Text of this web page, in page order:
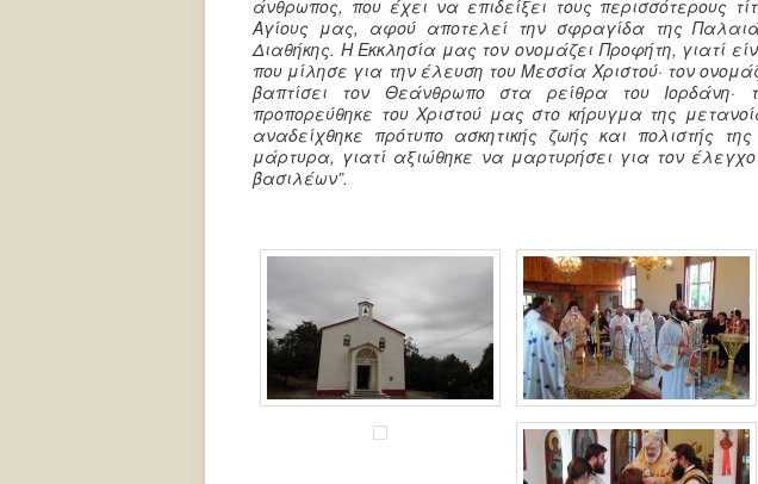
άνθρωπος, που έχει να επιδείξει τους περισσότερους
Αγίους μας, αφού αποτελεί την σφραγίδα της
Διαθήκης. Η Εκκλησία μας τον ονομάζει Προφήτη, γιατί
που μίλησε για την έλευση του Μεσσία Χριστού· τον
βαπτίσει τον Θεάνθρωπο στα ρείθρα του Ιορδάνη·
προπορεύθηκε του Χριστού μας στο κήρυγμα της
αναδείχθηκε πρότυπο ασκητικής ζωής και πολιστής
μάρτυρα, γιατί αξιώθηκε να μαρτυρήσει για τον
βασιλέων”.